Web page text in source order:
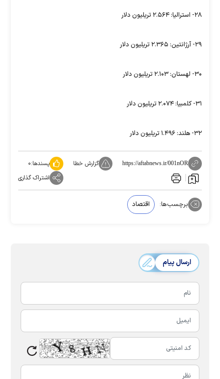
۲۸- استرالیا: ۲.۵۶۴ تریلیون دلار
۲۹- آرژانتین: ۲.۳۶۵ تریلیون دلار
۳۰- لهستان: ۲.۱۰۳ تریلیون دلار
۳۱- کلمبیا: ۲.۰۷۴ تریلیون دلار
۳۲- هلند: ۱.۴۹۶ تریلیون دلار
https://aftabnews.ir/001nOR گزارش خطا پسندها:۰
اشتراک گذاری
برچسب‌ها: اقتصاد
ارسال پیام